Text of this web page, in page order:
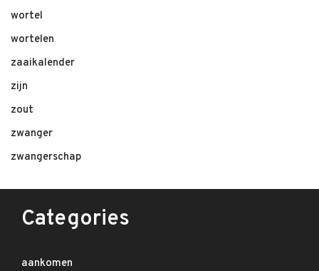
wortel
wortelen
zaaikalender
zijn
zout
zwanger
zwangerschap
Categories
aankomen